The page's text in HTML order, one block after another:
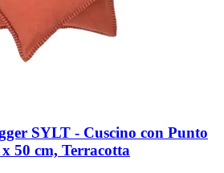
SYLT -​ Cuscino con Punto
50 cm, Terracotta